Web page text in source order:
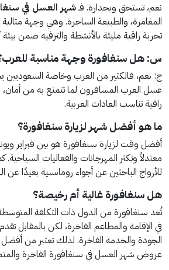
نعم، تستحق وبجدارة. فـشهر العسل في
المغامرة، والطبيعة الساحرة. وهي وجهة مثالية
تجربة راقية مليئة بالأنشطة والترفيه ضمن
س: هل سنغافورة وجهة مناسبة
ج: نعم، فالكثير من العرب وخاصة السعوديين
عسل العرب المسافرون لما تتمتع به من
راقية تناسب العادات العربية.
ما هو أفضل شهر لزيارة سنغافورة؟
أفضل وقت لزيارة سنغافورة هو بين فبراير
معتدلاً وتكثر المهرجانات والفعاليات
للأزواج الباحثين عن أجواء رومانسية بعيدًا عن
هل سنغافورة غالية أم رخيصة؟
تُعد سنغافورة من الدول ذات التكلفة
في الإقامة والمطاعم الفاخرة، لكن بالمقابل
الجودة والخدمة الفاخرة. لذلك تعتبر من
عروض شهر العسل في سنغافورة الفاخرة